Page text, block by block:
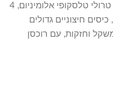
ואפשרות הרחבה של 8 ס"מ. הסט כולל טרולי טלסקופי אלומיניום, 4
ספינר 360 מעלות, כיסים חיצוניים גדולים
וחזקות, עם רוכסן